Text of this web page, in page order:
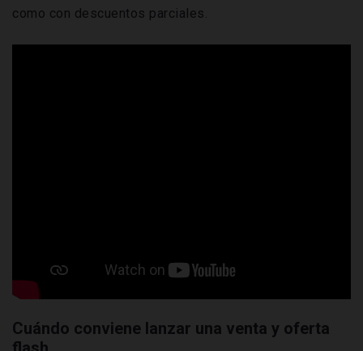
como con descuentos parciales.
Cuándo conviene lanzar una venta y oferta